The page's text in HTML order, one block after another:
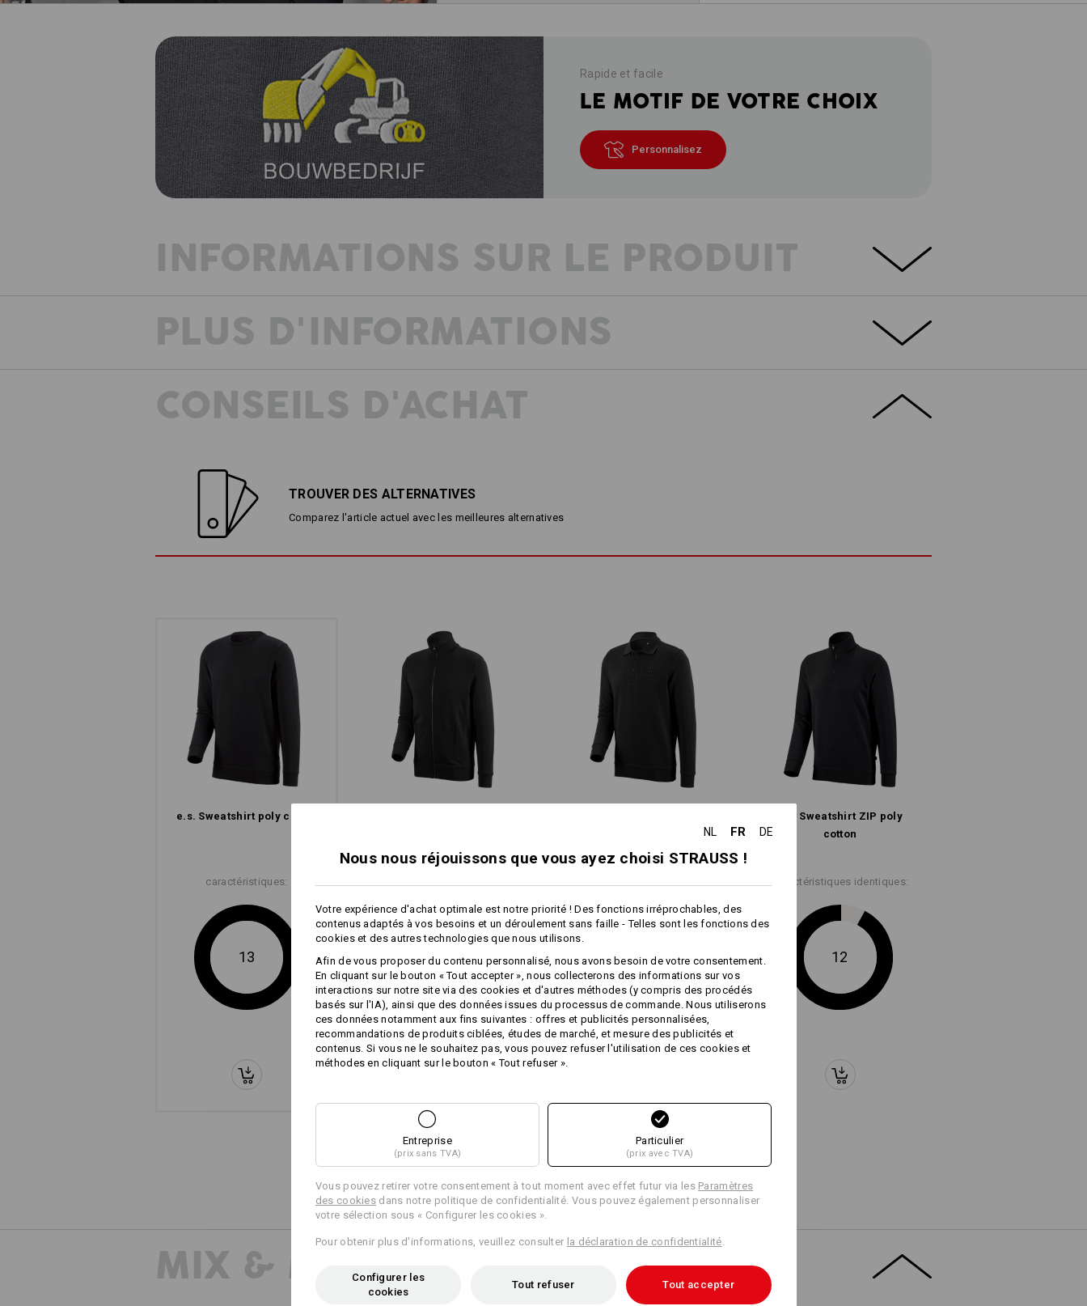
Rapide et facile
LE MOTIF DE VOTRE CHOIX
Personnalisez
INFORMATIONS SUR LE PRODUIT
COULEURS PARTICULIÈREMENT STABLES – ENTRETIEN FACILE – COUPE
NORMALE
harmonie parfaite. Le mélange coton-polyester de qualité supérieure assure un
situations. Peu importe les défis qui vous attendent dans la journée : Les
Tissu extérieur
% 40 (ca. 300 g/m²)
Conseils d'entretien :
Lavage délicat en machine à 60
Ne pas javelliser
Séchage en machine - cycle doux
Repasser à chaud
Ne pas nettoyer à sec
Personnalisation :
même
Service de logos
PLUS D'INFORMATIONS
1 SWEATSHIRT – 2 COUPES
UNE COUPE ADAPTÉE À CHACUN
Coupe
moderne
e.s. Sweatshirt poly cotton
Coupe moderne, corps
e.s. Sweatshirt poly cotton, long fit
CONSEILS D'ACHAT
TROUVER DES ALTERNATIVES
Comparez l'article actuel avec les meilleures alternatives
e.s. Sweatshirt poly cotton
caractéristiques:
13
e.s. Sweatshirt ZIP poly
cotton
12
+1 autre caractéristique
12
+1 autre caractéristique
Caractéristiques identiques:
12
Comparer tous les détails
MIX & MATCH
NL FR DE
Nous nous réjouissons que vous ayez choisi STRAUSS !
Votre expérience d'achat optimale est notre priorité ! Des fonctions irréprochables, des
contenus adaptés à vos besoins et un déroulement sans faille - Telles sont les fonctions des
cookies et des autres technologies que nous utilisons.
Afin de vous proposer du contenu personnalisé, nous avons besoin de votre consentement.
En cliquant sur le bouton « Tout accepter », nous collecterons des informations sur vos
interactions sur notre site via des cookies et d'autres méthodes (y compris des procédés
basés sur l'IA), ainsi que des données issues du processus de commande. Nous utiliserons
ces données notamment aux fins suivantes : offres et publicités personnalisées,
recommandations de produits ciblées, études de marché, et mesure des publicités et
contenus. Si vous ne le souhaitez pas, vous pouvez refuser l'utilisation de ces cookies et
méthodes en cliquant sur le bouton « Tout refuser ».
Entreprise
(prix sans TVA)
Particulier
(prix avec TVA)
Vous pouvez retirer votre consentement à tout moment avec effet futur via les Paramètres
des cookies dans notre politique de confidentialité. Vous pouvez également personnaliser
votre sélection sous « Configurer les cookies ».
Pour obtenir plus d'informations, veuillez consulter la déclaration de confidentialité
Configurer les
cookies
Tout refuser Tout accepter